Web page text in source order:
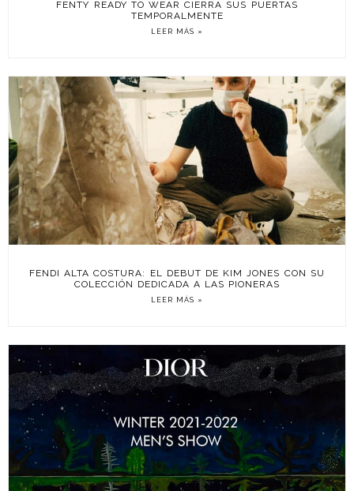
FENTY READY TO WEAR CIERRA SUS PUERTAS
TEMPORALMENTE
LEER MÁS »
FENDI ALTA COSTURA: EL DEBUT DE KIM JONES CON SU
COLECCIÓN DEDICADA A LAS PIONERAS
LEER MÁS »